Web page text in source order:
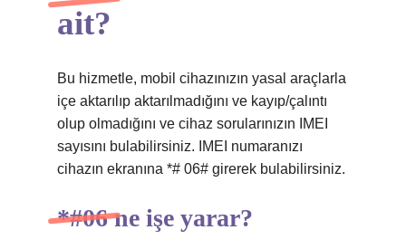
ait?
Bu hizmetle, mobil cihazınızın yasal araçlarla
içe aktarılıp aktarılmadığını ve kayıp/çalıntı
olup olmadığını ve cihaz sorularınızın IMEI
sayısını bulabilirsiniz. IMEI numaranızı
cihazın ekranına *# 06# girerek bulabilirsiniz.
*#06 ne işe yarar?